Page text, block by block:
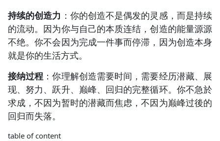
持续的创造力 ：你的创造不是偶发的灵感，而是持续
的流动。因为你与自己的本质连结，创造的能量源源
不绝。你不会因为完成一件事而停滞，因为创造本身
就是你的生活方式。
接纳过程 ：你理解创造需要时间，需要经历潜藏、展
现、努力、跃升、巅峰、回归的完整循环。你不急於
求成，不因为暂时的潜藏而焦虑，不因为巅峰过後的
回归而失落。
table of content